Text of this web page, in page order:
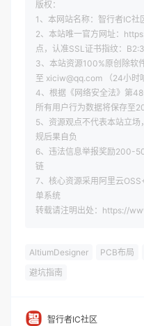
版权：
1、本网站名称：智行者IC社
2、本站唯一官方网址：
点，认准SSL证书指纹：
3、本站资源100%原创除软
至 xiciw@qq.com （24小时
4、根据《网络安全法》第
所有用户行为数据将保存至
5、资源观点不代表本站立
规后果自负
6、违法信息举报奖励200-
链
7、核心资源采用阿里云
单系统
转载请注明出处：https://
AltiumDesigner PCB布局
避坑指南
智行者IC社区